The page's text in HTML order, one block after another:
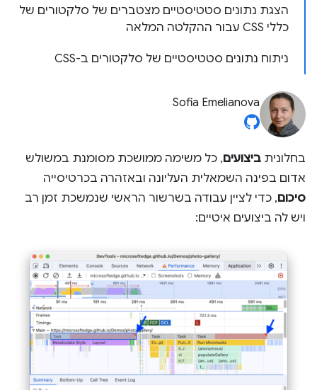
הצגת נתונים סטטיסטיים מצטברים של סלקטורים של
כללי CSS עבור ההקלטה המלאה
ניתוח נתונים סטטיסטיים של סלקטורים ב-CSS
Sofia Emelianova
בחלונית ביצועים, כל משימה ממושכת מסומנת במשולש
אדום בפינה השמאלית העליונה ובאזהרה בכרטיסייה
סיכום, כדי לציין עבודה בשרשור הראשי שנמשכת זמן רב
ויש לה ביצועים איטיים: